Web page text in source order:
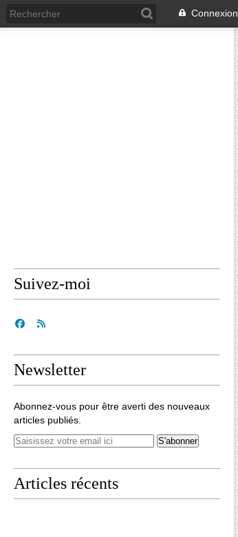
Connexion
Suivez-moi
Newsletter
Abonnez-vous pour être averti des nouveaux
articles publiés.
Articles récents